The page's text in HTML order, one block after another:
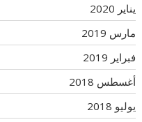
يناير 2020
مارس 2019
فبراير 2019
أغسطس 2018
يوليو 2018